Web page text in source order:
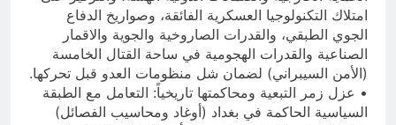
امتلاك التكنولوجيا العسكرية الفائقة، وصواريخ الدفاع
الجوي الطبقي، والقدرات الصاروخية والجوية والاقمار
الصناعية والقدرات الهجومية في ساحة القتال الخامسة
(الأمن السيبراني) لضمان شل منظومات العدو قبل تحركها.
• عزل زمر التبعية ومحاكمتها تاريخياً: التعامل مع الطبقة
السياسية الحاكمة في بغداد (أوغاد ومحاسيب الفصائل)